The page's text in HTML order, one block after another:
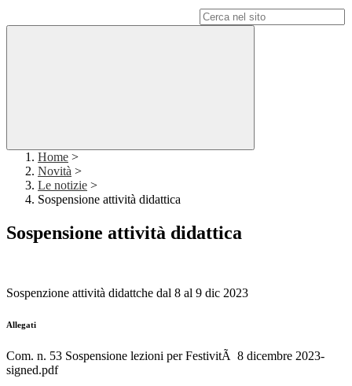
Home >
Novità >
Le notizie >
Sospensione attività didattica
Sospensione attività didattica
Sospenzione attività didattche dal 8 al 9 dic 2023
Allegati
Com. n. 53 Sospensione lezioni per FestivitÃ 8 dicembre 2023-
signed.pdf